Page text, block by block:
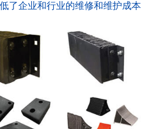
了企业和行业的维修和维护成本。.